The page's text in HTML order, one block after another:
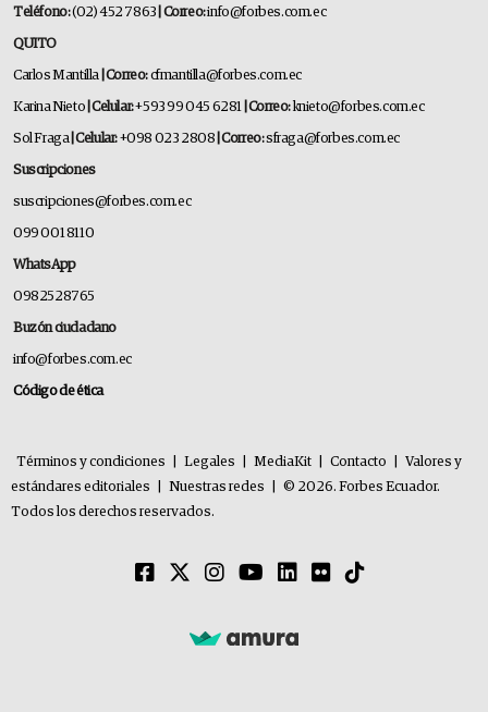
Teléfono:(02) 452 7863 | Correo:info@forbes.com.ec
QUITO
Carlos Mantilla | Correo:cfmantilla@forbes.com.ec
Karina Nieto | Celular:+593 99 045 6281 | Correo:knieto@forbes.com.ec
Sol Fraga| Celular:+098 023 2808 | Correo:sfraga@forbes.com.ec
Suscripciones
suscripciones@forbes.com.ec
099 001 8110
WhatsApp
0982528765
Buzón ciudadano
info@forbes.com.ec
Código de ética
Términos y condiciones Legales MediaKit Contacto
Valores y
estándares editoriales
Nuestras redes
© 2026. Forbes Ecuador.
Todos los derechos reservados.